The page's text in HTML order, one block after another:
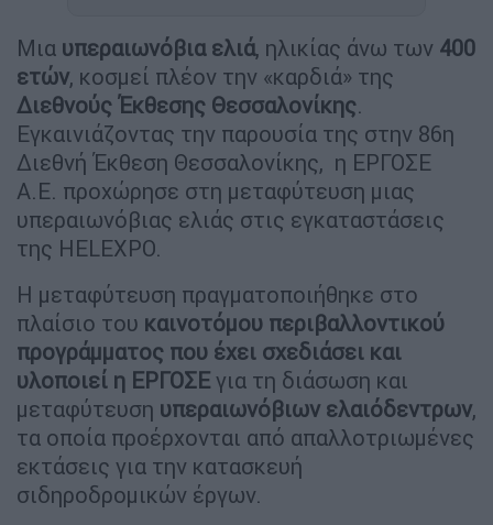
Μια υπεραιωνόβια ελιά, ηλικίας άνω των 400
ετών, κοσμεί πλέον την «καρδιά» της
Διεθνούς Έκθεσης Θεσσαλονίκης.
Εγκαινιάζοντας την παρουσία της στην 86η
Διεθνή Έκθεση Θεσσαλονίκης, η ΕΡΓΟΣΕ
Α.Ε. προχώρησε στη μεταφύτευση μιας
υπεραιωνόβιας ελιάς στις εγκαταστάσεις
της HELEXPO.
Η μεταφύτευση πραγματοποιήθηκε στο
πλαίσιο του καινοτόμου περιβαλλοντικού
προγράμματος που έχει σχεδιάσει και
υλοποιεί η ΕΡΓΟΣΕ για τη διάσωση και
μεταφύτευση υπεραιωνόβιων ελαιόδεντρων,
τα οποία προέρχονται από απαλλοτριωμένες
εκτάσεις για την κατασκευή
σιδηροδρομικών έργων.